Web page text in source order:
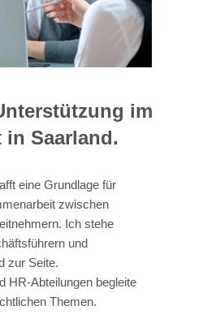
im
Saarland.
eine Grundlage für
zwischen
Ich stehe
und
zur Seite.
HR-Abteilungen begleite
Themen.